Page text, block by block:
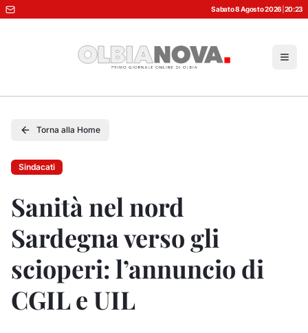
Sabato 8 Agosto 2026 20:23
Torna alla Home
Sindacati
Sanità nel nord
Sardegna verso gli
scioperi: l’annuncio di
CGIL e UIL